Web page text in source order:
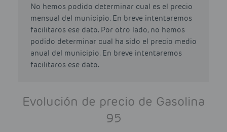
No hemos podido determinar cual es el precio
mensual del municipio. En breve intentaremos
facilitaros ese dato. Por otro lado, no hemos
podido determinar cual ha sido el precio medio
anual del municipio. En breve intentaremos
facilitaros ese dato.
Evolución de precio de Gasolina
95